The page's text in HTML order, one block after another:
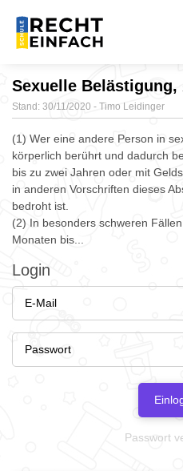
Sexuelle Belästigung,
Stand: 30/11/2020 - Timo Leidinger
(1) Wer eine andere Person in
körperlich berührt und dadurch
bis zu zwei Jahren oder mit
in anderen Vorschriften dieses
bedroht ist.
(2) In besonders schweren
Monaten bis...
Login
Passwort